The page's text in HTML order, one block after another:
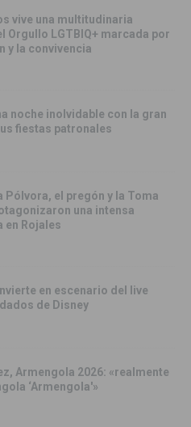
vive una multitudinaria
Orgullo LGTBIQ+ marcada por
y la convivencia
noche inolvidable con la gran
fiestas patronales
Pólvora, el pregón y la Toma
una intensa
en Rojales
en escenario del live
de Disney
Armengola 2026: «realmente
‘Armengola'»